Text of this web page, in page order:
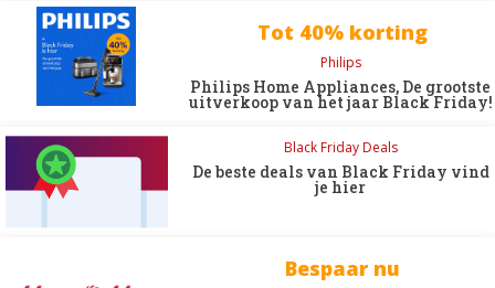
Tot 40% korting
Philips
Philips Home Appliances, De grootste
uitverkoop van het jaar Black Friday!
Black Friday Deals
De beste deals van Black Friday vind
je hier
Bespaar nu